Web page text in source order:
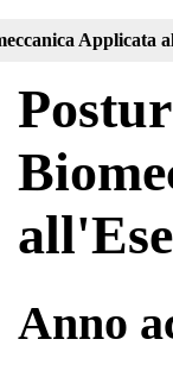
Applicata
Anno